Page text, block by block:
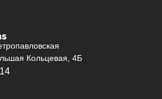
Кольцевая, 4Б